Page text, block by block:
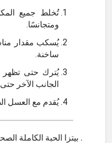
تُخلط جميع
ومتجانسًا.
يُسكب مقدار
ساخنة.
يُترك حتى
الجانب الآخر
يُقدم مع العسل
. بيتزا الحبة الكاملة